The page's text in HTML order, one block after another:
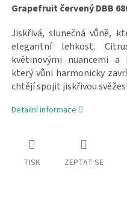
Grapefruit červený DBB
Jiskřivá, slunečná vůně,
elegantní lehkost.
květinovými nuancemi a
který vůni harmonicky
chtějí spojit jiskřivou
Detailní informace
TISK ZEPTAT SE